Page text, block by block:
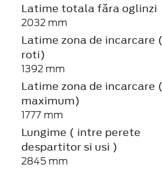
Latime totala făra oglinzi
2032 mm
Latime zona de incarcare
roti)
1392 mm
Latime zona de incarcare (
maximum)
1777 mm
Lungime ( intre perete
despartitor si usi )
2845 mm